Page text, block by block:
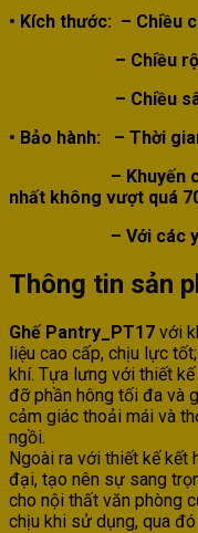
• Kích thước: – Chiều
– Chiều rộng:
– Chiều sâu:
• Bảo hành: – Thời
– Khuyến
nhất không vượt quá
– Với các yêu
Thông tin sản
Ghế Pantry_PT17 với
liệu cao cấp, chịu lực
khí. Tựa lưng với thiết
đỡ phần hông tối đa và
cảm giác thoải mái và
ngồi.
Ngoài ra với thiết kế kết
đại, tạo nên sự sang
cho nội thất văn phòng
chịu khi sử dụng, qua